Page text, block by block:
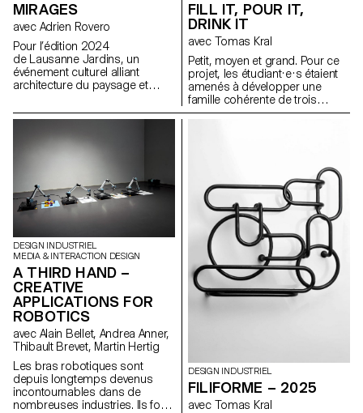
MIRAGES
avec Adrien Rovero
Pour l’édition 2024
de Lausanne Jardins, un
événement culturel alliant
architecture du paysage et
étudiant.e.s BA de 2e année ont
installation éphémère. Le
temps d’un été, la
série d’installations éphémères
disséminées sur le territoire
lausannois, dont certaines
préfigurent les transformations
la ville.
FILL IT, POUR IT,
DRINK IT
avec Tomas Kral
Petit, moyen et grand. Pour ce
projet, les étudiant·e·s étaient
amenés à développer une
famille cohérente de trois
récipients ou simplement trois
verser des liquides. Les objets
devaient être inscrits dans un
contexte précis que les
étudiant·e·s ont défini au début
du projet.
DESIGN INDUSTRIEL
MEDIA & INTERACTION DESIGN
A THIRD HAND –
CREATIVE
APPLICATIONS FOR
ROBOTICS
avec Alain Bellet, Andrea Anner,
Thibault Brevet, Martin Hertig
Les bras robotiques sont
depuis longtemps devenus
incontournables dans de
nombreuses industries. Ils font
DESIGN INDUSTRIEL
FILIFORME – 2025
avec Tomas Kral